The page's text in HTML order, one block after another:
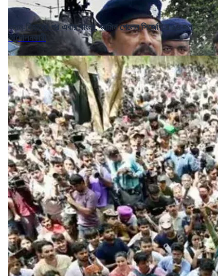
অসম-বিহারের পর এবার বাংলা, জামিন পেলেন সিজেপি-র ১৬ জন
আন্দোলনকারী